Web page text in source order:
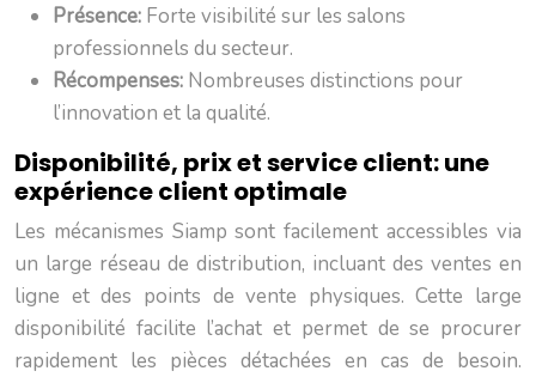
Présence: Forte visibilité sur les salons
professionnels du secteur.
Récompenses: Nombreuses distinctions pour
l’innovation et la qualité.
Disponibilité, prix et service client: une
expérience client optimale
Les mécanismes Siamp sont facilement accessibles via
un large réseau de distribution, incluant des ventes en
ligne et des points de vente physiques. Cette large
disponibilité facilite l’achat et permet de se procurer
rapidement les pièces détachées en cas de besoin.